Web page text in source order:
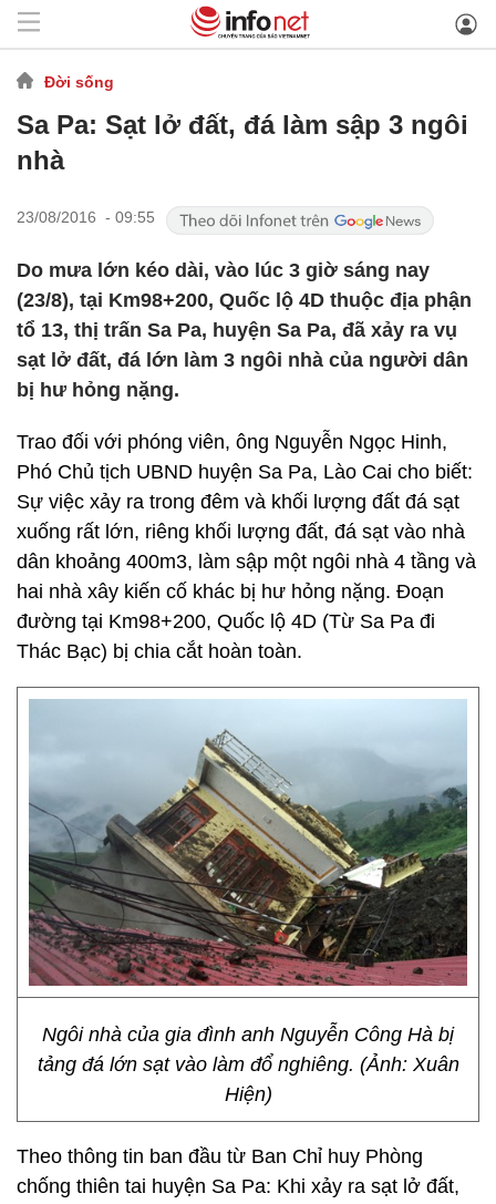
Đời sống
Sa Pa: Sạt lở đất, đá làm sập 3 ngôi
nhà
23/08/2016 - 09:55
Do mưa lớn kéo dài, vào lúc 3 giờ sáng nay
(23/8), tại Km98+200, Quốc lộ 4D thuộc địa phận
tổ 13, thị trấn Sa Pa, huyện Sa Pa, đã xảy ra vụ
sạt lở đất, đá lớn làm 3 ngôi nhà của người dân
bị hư hỏng nặng.
Trao đối với phóng viên, ông Nguyễn Ngọc Hinh,
Phó Chủ tịch UBND huyện Sa Pa, Lào Cai cho biết:
Sự việc xảy ra trong đêm và khối lượng đất đá sạt
xuống rất lớn, riêng khối lượng đất, đá sạt vào nhà
dân khoảng 400m3, làm sập một ngôi nhà 4 tầng và
hai nhà xây kiến cố khác bị hư hỏng nặng. Đoạn
đường tại Km98+200, Quốc lộ 4D (Từ Sa Pa đi
Thác Bạc) bị chia cắt hoàn toàn.
Ngôi nhà của gia đình anh Nguyễn Công Hà bị
tảng đá lớn sạt vào làm đổ nghiêng. (Ảnh: Xuân
Hiện)
Theo thông tin ban đầu từ Ban Chỉ huy Phòng
chống thiên tai huyện Sa Pa: Khi xảy ra sạt lở đất,